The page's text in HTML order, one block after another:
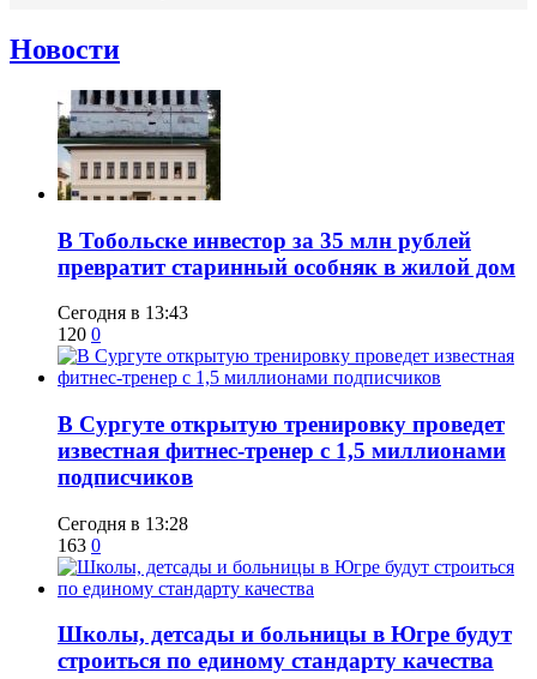
Новости
В Тобольске инвестор за 35 млн рублей
превратит старинный особняк в жилой дом
Сегодня в 13:43
120 0
В Сургуте открытую тренировку проведет
известная фитнес-тренер с 1,5 миллионами
подписчиков
Сегодня в 13:28
163 0
Школы, детсады и больницы в Югре будут
строиться по единому стандарту качества